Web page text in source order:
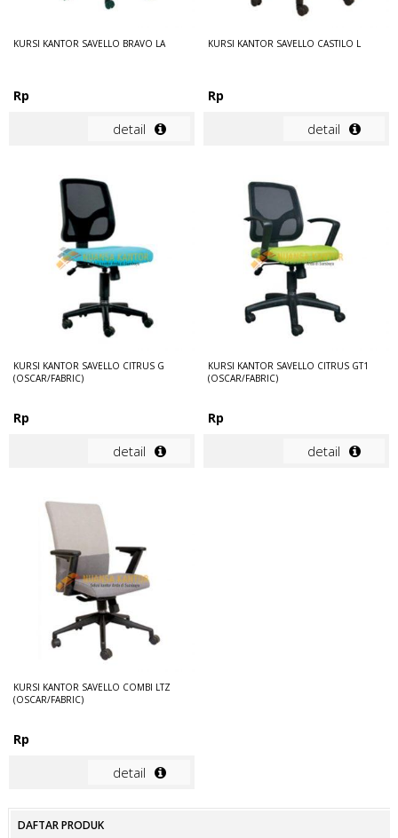
KURSI KANTOR SAVELLO BRAVO LA
Rp
detail
KURSI KANTOR SAVELLO CASTILO L
Rp
detail
KURSI KANTOR SAVELLO CITRUS G
(OSCAR/FABRIC)
Rp
detail
KURSI KANTOR SAVELLO CITRUS GT1
(OSCAR/FABRIC)
Rp
detail
KURSI KANTOR SAVELLO COMBI LTZ
(OSCAR/FABRIC)
Rp
detail
DAFTAR PRODUK